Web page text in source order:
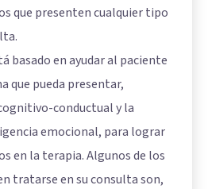
que presenten cualquier tipo
basado en ayudar al paciente
que pueda presentar,
conductual y la
emocional, para lograr
en la terapia. Algunos de los
tratarse en su consulta son,